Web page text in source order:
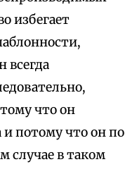
избегает
всегда
что он
и потому что он по
случае в таком